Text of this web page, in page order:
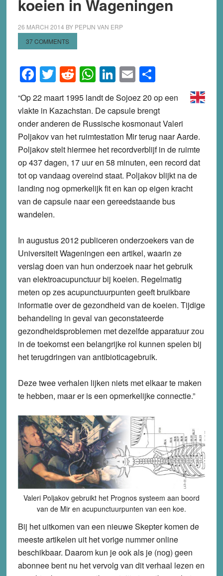
koeien in Wageningen
26 MARCH 2014 BY PEPIJN VAN ERP
37 COMMENTS
Facebook
Twitter
Reddit
WhatsApp
LinkedIn
EmailShare
“Op 22 maart 1995 landt de Sojoez 20 op een
vlakte in Kazachstan. De capsule brengt
onder anderen de Russische kosmonaut Valeri
Poljakov van het ruimtestation Mir terug naar Aarde.
Poljakov stelt hiermee het recordverblijf in de ruimte
op 437 dagen, 17 uur en 58 minuten, een record dat
tot op vandaag overeind staat. Poljakov blijkt na de
landing nog opmerkelijk fit en kan op eigen kracht
van de capsule naar een gereedstaande bus
wandelen.
In augustus 2012 publiceren onderzoekers van de
Universiteit Wageningen een artikel, waarin ze
verslag doen van hun onderzoek naar het gebruik
van elektroacupunctuur bij koeien. Regelmatig
meten op zes acupunctuurpunten geeft bruikbare
informatie over de gezondheid van de koeien. Tijdige
behandeling in geval van geconstateerde
gezondheidsproblemen met dezelfde apparatuur zou
in de toekomst een belangrijke rol kunnen spelen bij
het terugdringen van antibioticagebruik.
Deze twee verhalen lijken niets met elkaar te maken
te hebben, maar er is een opmerkelijke connectie.”
Valeri Poljakov gebruikt het Prognos systeem aan boord
van de Mir en acupunctuurpunten van een koe.
Bij het uitkomen van een nieuwe Skepter komen de
meeste artikelen uit het vorige nummer online
beschikbaar. Daarom kun je ook als je (nog) geen
abonnee bent nu het vervolg van dit verhaal lezen en